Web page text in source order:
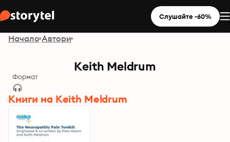
Слушайте -60%
Начало Автори
Keith Meldrum
Формат
Книги на Keith Meldrum